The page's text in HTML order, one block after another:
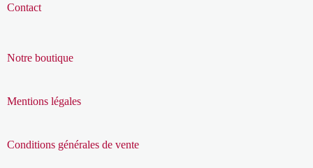
Contact
Notre boutique
Mentions légales
Conditions générales de vente